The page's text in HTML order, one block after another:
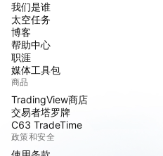
我们是谁
太空任务
博客
帮助中心
职涯
媒体工具包
商品
TradingView商店
交易者塔罗牌
C63 TradeTime
政策和安全